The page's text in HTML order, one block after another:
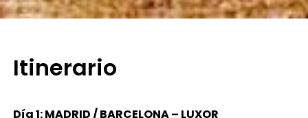
Itinerario
Día 1: MADRID / BARCELONA – LUXOR